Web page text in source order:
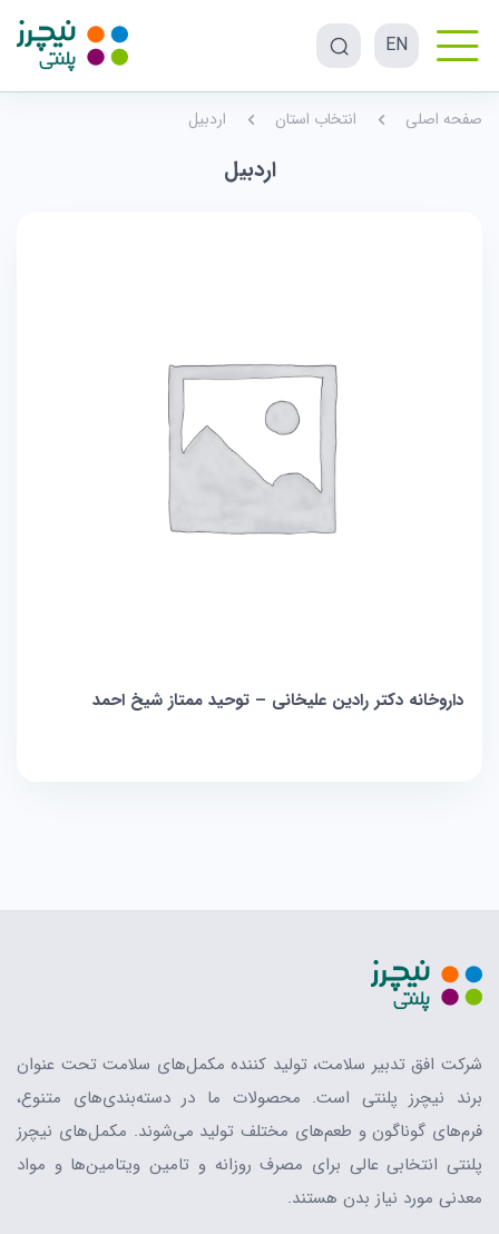
EN
صفحه اصلی انتخاب استان اردبیل
اردبیل
داروخانه دکتر رادین علیخانی – توحید ممتاز شیخ احمد
شرکت افق تدبیر سلامت، تولید کننده مکمل‌های سلامت تحت عنوان
برند نیچرز پلنتی است. محصولات ما در دسته‌بندی‌های متنوع،
فرم‌های گوناگون و طعم‌های مختلف تولید می‌شوند. مکمل‌های نیچرز
پلنتی انتخابی عالی برای مصرف روزانه و تامین ویتامین‌ها و مواد
معدنی مورد نیاز بدن هستند.